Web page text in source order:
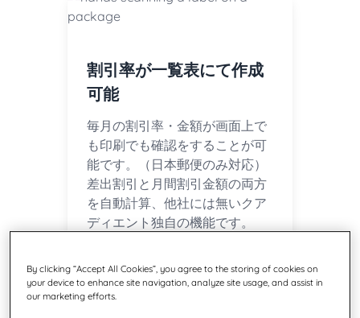
割引率が一覧表にて作成
可能
毎月の割引率・金額が画面上で
も印刷でも確認をすることが可
能です。（日本郵便のみ対応）
差出割引と月間割引金額の両方
を自動計算、他社には無いクア
ディエント独自の機能です。
By clicking “Accept All Cookies”, you agree to the storing of cookies on
your device to enhance site navigation, analyze site usage, and assist in
our marketing efforts.